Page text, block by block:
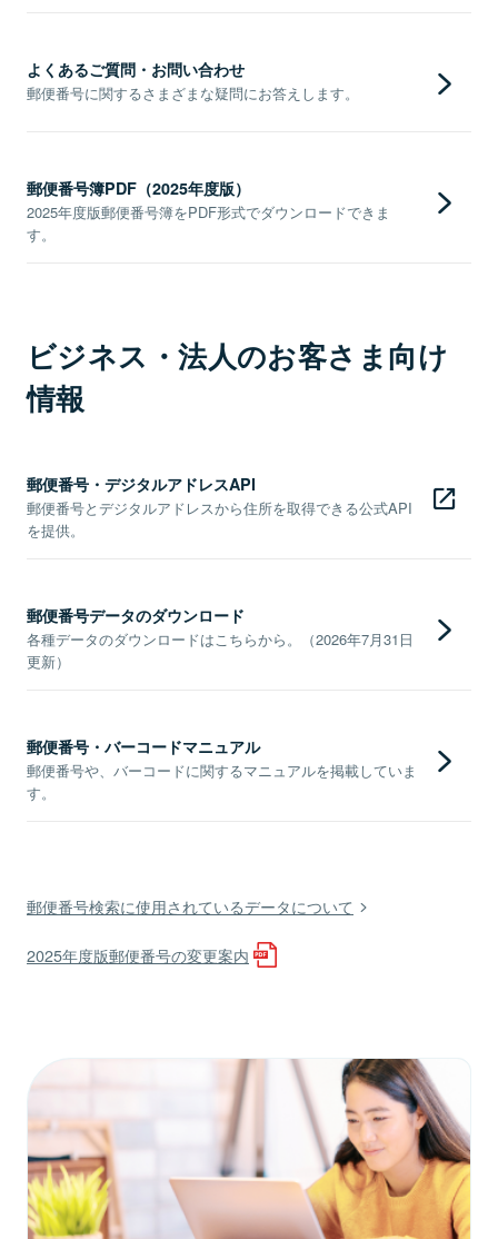
よくあるご質問・お問い合わせ
郵便番号に関するさまざまな疑問にお答えします。
郵便番号簿PDF（2025年度版）
2025年度版郵便番号簿をPDF形式でダウンロードできま
す。
ビジネス・法人のお客さま向け
情報
郵便番号・デジタルアドレスAPI
郵便番号とデジタルアドレスから住所を取得できる公式API
を提供。
郵便番号データのダウンロード
各種データのダウンロードはこちらから。（2026年7月31日
更新）
郵便番号・バーコードマニュアル
郵便番号や、バーコードに関するマニュアルを掲載していま
す。
郵便番号検索に使用されているデータについて
2025年度版郵便番号の変更案内